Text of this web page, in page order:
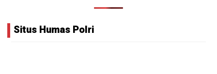
Situs Humas Polri